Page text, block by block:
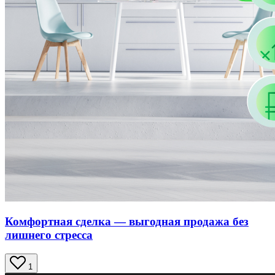
Комфортная сделка — выгодная продажа без
лишнего стресса
1